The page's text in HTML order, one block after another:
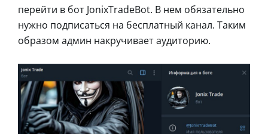
перейти в бот JonixTradeBot. В нем обязательно
нужно подписаться на бесплатный канал. Таким
образом админ накручивает аудиторию.